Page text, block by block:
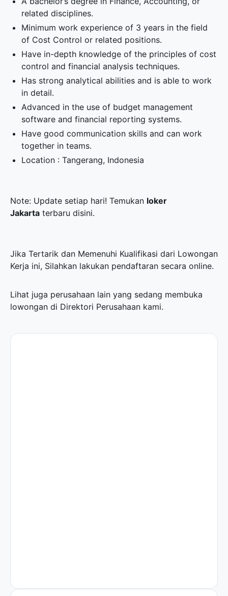
related disciplines.
Minimum work experience of 3 years in the field
of Cost Control or related positions.
Have in-depth knowledge of the principles of cost
control and financial analysis techniques.
Has strong analytical abilities and is able to work
in detail.
Advanced in the use of budget management
software and financial reporting systems.
Have good communication skills and can work
together in teams.
Location : Tangerang, Indonesia
Note: Update setiap hari! Temukan loker
Jakarta terbaru disini.
Jika Tertarik dan Memenuhi Kualifikasi dari Lowongan
Kerja ini, Silahkan lakukan pendaftaran secara online.
Lihat juga perusahaan lain yang sedang membuka
lowongan di Direktori Perusahaan kami.